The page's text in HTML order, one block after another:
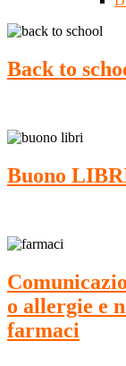
Back to
Buono
o allergie e
farmaci